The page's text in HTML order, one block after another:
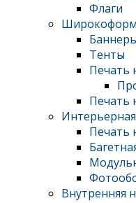
Флаги
Тенты
Печать
Печать
Печать
Внутренняя